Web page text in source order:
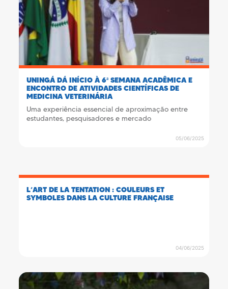
UNINGÁ DÁ INÍCIO À 6ª SEMANA ACADÊMICA E
ENCONTRO DE ATIVIDADES CIENTÍFICAS DE
MEDICINA VETERINÁRIA
Uma experiência essencial de aproximação entre
estudantes, pesquisadores e mercado
05/06/2025
L’ART DE LA TENTATION : COULEURS ET
SYMBOLES DANS LA CULTURE FRANÇAISE
04/06/2025